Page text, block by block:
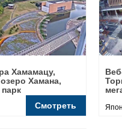
Хамамацу,
Хамана,
Смотреть